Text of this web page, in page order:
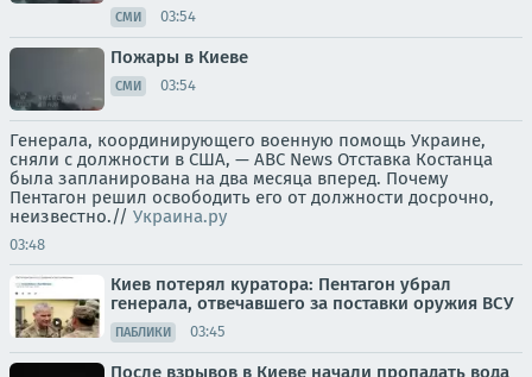
СМИ 03:54
Пожары в Киеве
СМИ 03:54
Генерала, координирующего военную помощь Украине,
сняли с должности в США, — ABC News Отставка Костанца
была запланирована на два месяца вперед. Почему
Пентагон решил освободить его от должности досрочно,
неизвестно.// Украина.ру
03:48
Киев потерял куратора: Пентагон убрал
генерала, отвечавшего за поставки оружия ВСУ
ПАБЛИКИ 03:45
После взрывов в Киеве начали пропадать вода